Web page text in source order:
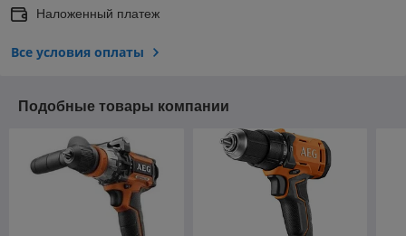
Наложенный платеж
Все условия оплаты
Подобные товары компании